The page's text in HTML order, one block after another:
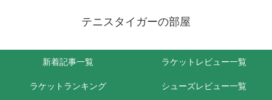
テニスタイガーの部屋
新着記事一覧 ラケットレビュー一覧
ラケットランキング シューズレビュー一覧